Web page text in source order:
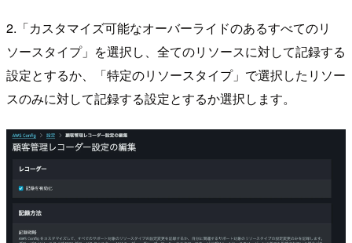
2.「カスタマイズ可能なオーバーライドのあるすべてのリ
ソースタイプ」を選択し、全てのリソースに対して記録する
設定とするか、「特定のリソースタイプ」で選択したリソー
スのみに対して記録する設定とするか選択します。